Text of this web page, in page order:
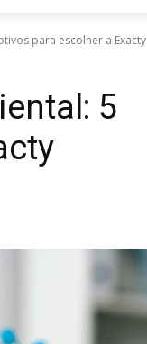
para escolher a Exacty
5